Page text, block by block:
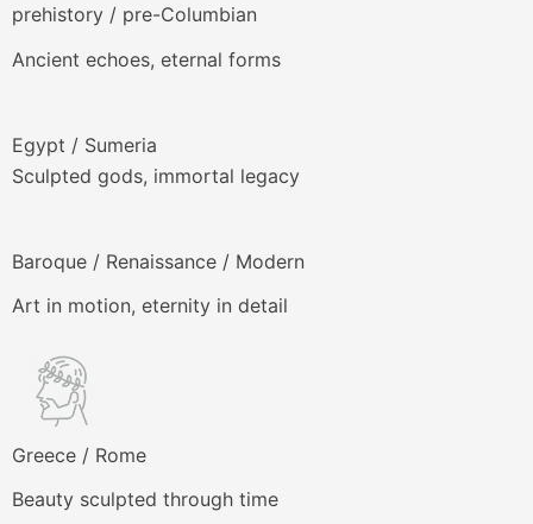
prehistory / pre-Columbian
Ancient echoes, eternal forms
Egypt / Sumeria
Sculpted gods, immortal legacy
Baroque / Renaissance / Modern
Art in motion, eternity in detail
Greece / Rome
Beauty sculpted through time